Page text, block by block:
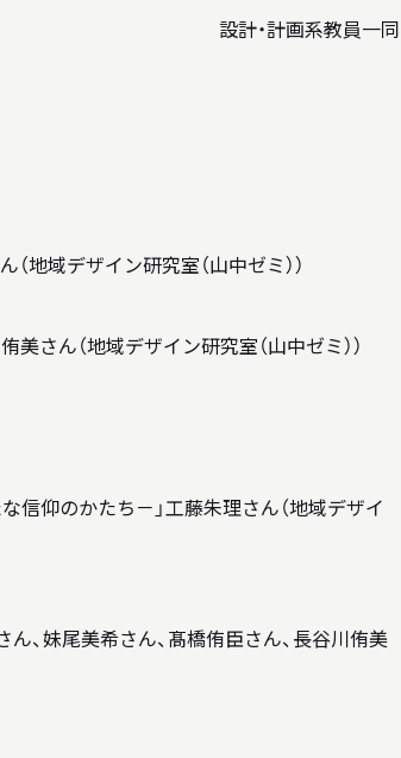
設計・計画系教員一同
地域デザイン研究室（山中ゼミ））
さん（地域デザイン研究室（山中ゼミ））
信仰のかたち－」⼯藤朱理さん（地域デザイ
、妹尾美希さん、髙橋侑⾂さん、⻑⾕川侑美